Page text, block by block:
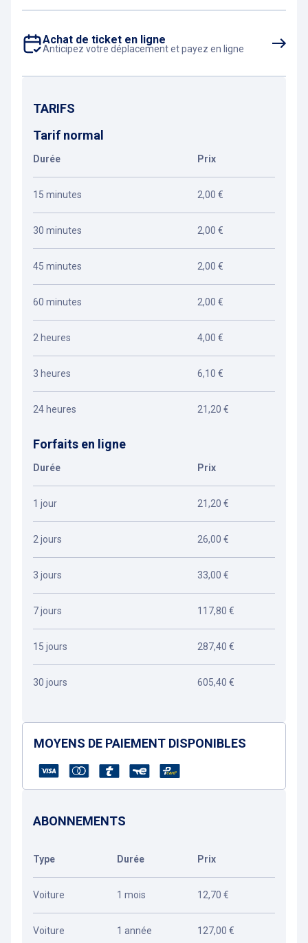
Achat de ticket en ligne
Anticipez votre déplacement et payez en ligne
TARIFS
Tarif normal
Durée Prix
15 minutes 2,00 €
30 minutes 2,00 €
45 minutes 2,00 €
60 minutes 2,00 €
2 heures 4,00 €
3 heures 6,10 €
24 heures 21,20 €
Forfaits en ligne
Durée Prix
1 jour 21,20 €
2 jours 26,00 €
3 jours 33,00 €
7 jours 117,80 €
15 jours 287,40 €
30 jours 605,40 €
MOYENS DE PAIEMENT DISPONIBLES
ABONNEMENTS
Type Durée Prix
Voiture 1 mois 12,70 €
Voiture 1 année 127,00 €